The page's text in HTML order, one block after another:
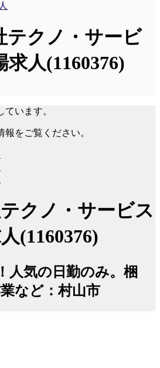
テクノ・サービ
求人(1160376)
います。
をご覧ください。
クノ・サービス
(1160376)
人気の日勤のみ。梱
など：村山市